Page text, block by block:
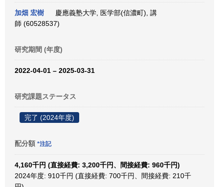
加畑 宏樹
慶應義塾大学, 医学部(信濃町), 講
師 (60528537)
研究期間 (年度)
2022-04-01 – 2025-03-31
研究課題ステータス
完了 (2024年度)
配分額 *注記
4,160千円 (直接経費: 3,200千円、間接経費: 960千円)
2024年度: 910千円 (直接経費: 700千円、間接経費: 210千